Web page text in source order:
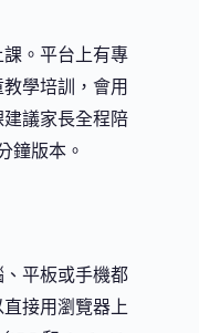
。平台上有專
學培訓，會用
議家長全程陪
鐘版本。
平板或手機都
接用瀏覽器上